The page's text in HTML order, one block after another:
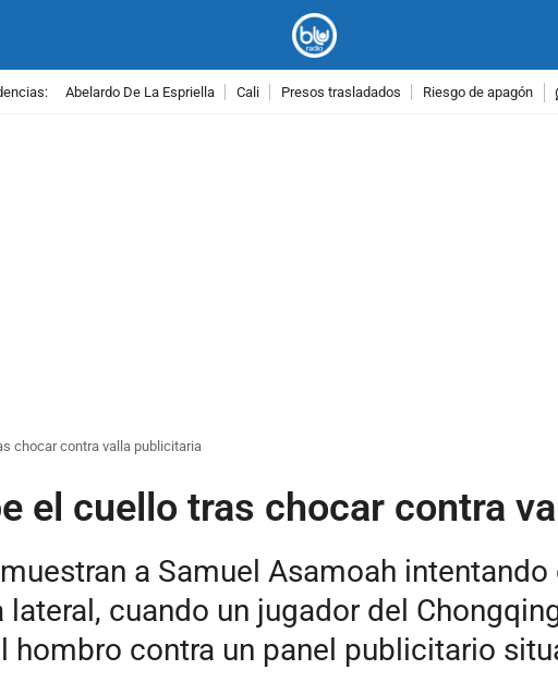
Abelardo De La Espriella Cali Presos trasladados Riesgo de apagón
chocar contra valla publicitaria
el cuello tras chocar contra
a Samuel Asamoah
cuando un jugador del
hombro contra un panel publicitario